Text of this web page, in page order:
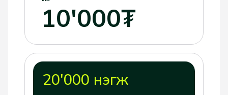
10'000₮
20'000 нэгж